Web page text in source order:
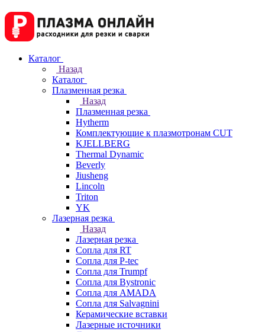
Каталог
Назад
Каталог
Плазменная резка
Назад
Плазменная резка
Hytherm
Комплектующие к плазмотронам CUT
KJELLBERG
Thermal Dynamic
Beverly
Jiusheng
Lincoln
Triton
YK
Лазерная резка
Назад
Лазерная резка
Сопла для RT
Сопла для P-tec
Сопла для Trumpf
Сопла для Bystronic
Сопла для AMADA
Сопла для Salvagnini
Керамические вставки
Лазерные источники